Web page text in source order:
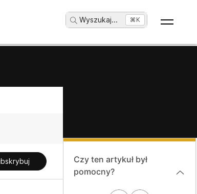
Wyszukaj... ⌘K
Czy ten artykuł był
pomocny?